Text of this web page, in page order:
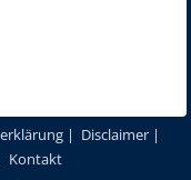
| Disclaimer |
Kontakt